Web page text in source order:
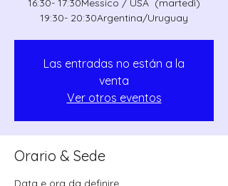
16:30- 17:30Messico / USA (martedì)
19:30- 20:30Argentina/Uruguay
Las entradas no están a la
venta
Ver otros eventos
Orario & Sede
Data e ora da definire